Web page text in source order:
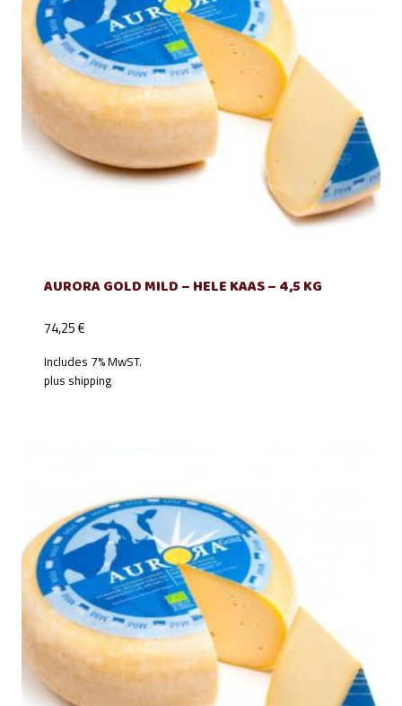
AURORA GOLD MILD – HELE KAAS – 4,5 KG
74,25€
Includes 7% MwST.
plus shipping